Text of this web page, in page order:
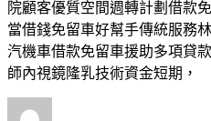
院顧客優質空間週轉計劃借款
當借錢免留車好幫手傳統服務
汽機車借款免留車援助多項貸
師內視鏡隆乳技術資金短期，